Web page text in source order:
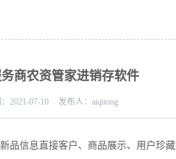
商农资管家进销存软件
：2021-07-10 发布人：aiqitong
品信息直接客户、商品展示、用户珍